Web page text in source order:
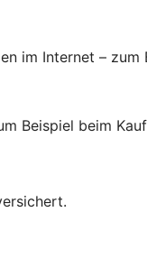
im Internet – zum
Beispiel beim